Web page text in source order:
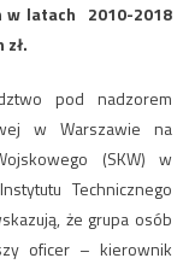
w latach 2010-2018
pod nadzorem
w Warszawie na
(SKW) w
Technicznego
że grupa osób
oficer – kierownik